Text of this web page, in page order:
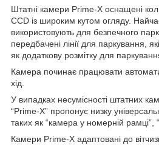
Штатні камери Prime-X оснащені
CCD із широким кутом огляду.
використовують для безпечного
передбачені лінії для паркування,
як додаткову розмітку для
Камера починає працювати
хід.
У випадках несумісності штатних
“Prime-X” пропонує низку
таких як “камера у номерній рамці”,
Камери Prime-X адаптовані до